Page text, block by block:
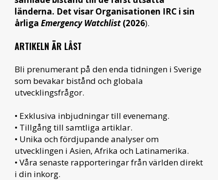
länderna. Det visar Organisationen IRC i sin
årliga Emergency Watchlist(2026).
ARTIKELN ÄR LÅST
Bli prenumerant på den enda tidningen i Sverige
som bevakar bistånd och globala
utvecklingsfrågor.
• Exklusiva inbjudningar till evenemang.
• Tillgång till samtliga artiklar.
• Unika och fördjupande analyser om
utvecklingen i Asien, Afrika och Latinamerika.
• Våra senaste rapporteringar från världen direkt
i din inkorg.